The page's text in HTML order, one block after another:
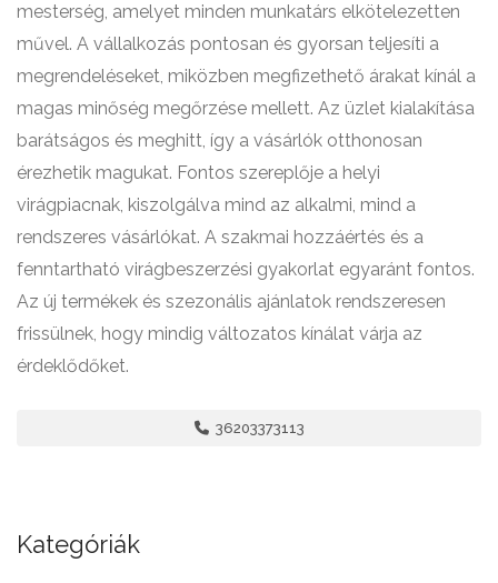
mesterség, amelyet minden munkatárs elkötelezetten
művel. A vállalkozás pontosan és gyorsan teljesíti a
megrendeléseket, miközben megfizethető árakat kínál a
magas minőség megőrzése mellett. Az üzlet kialakítása
barátságos és meghitt, így a vásárlók otthonosan
érezhetik magukat. Fontos szereplője a helyi
virágpiacnak, kiszolgálva mind az alkalmi, mind a
rendszeres vásárlókat. A szakmai hozzáértés és a
fenntartható virágbeszerzési gyakorlat egyaránt fontos.
Az új termékek és szezonális ajánlatok rendszeresen
frissülnek, hogy mindig változatos kínálat várja az
érdeklődőket.
36203373113
Kategóriák